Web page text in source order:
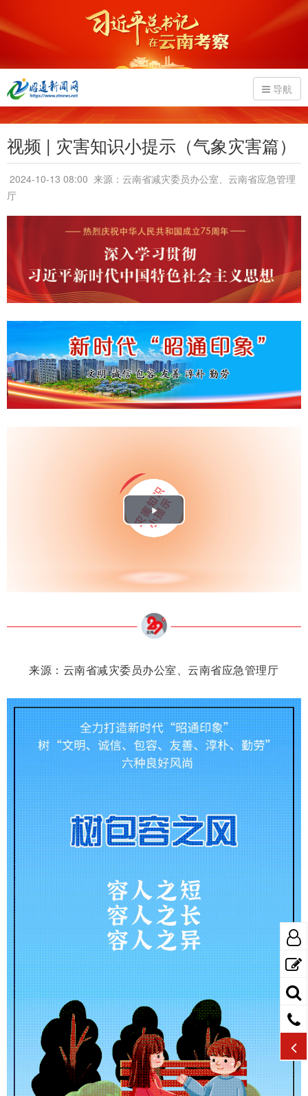
导航
视频 | 灾害知识小提示（气象灾害篇）
2024-10-13 08:00 来源：云南省减灾委员办公室、云南省应急管理
厅
Play
来源： 云南省减灾委员办公室、云南省应急管理厅